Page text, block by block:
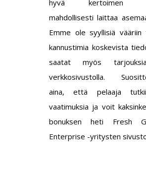
hyvä kertoimen
mahdollisesti laittaa
Emme ole syyllisiä vääriin
kannustimia koskevista
saatat myös
verkkosivustolla.
aina, että pelaaja
vaatimuksia ja voit
bonuksen heti Fresh
Enterprise -yritysten